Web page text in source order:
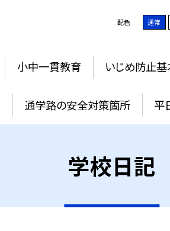
配色 通常
小中一貫教育 いじめ防止
通学路の安全対策箇所 平
学校日記